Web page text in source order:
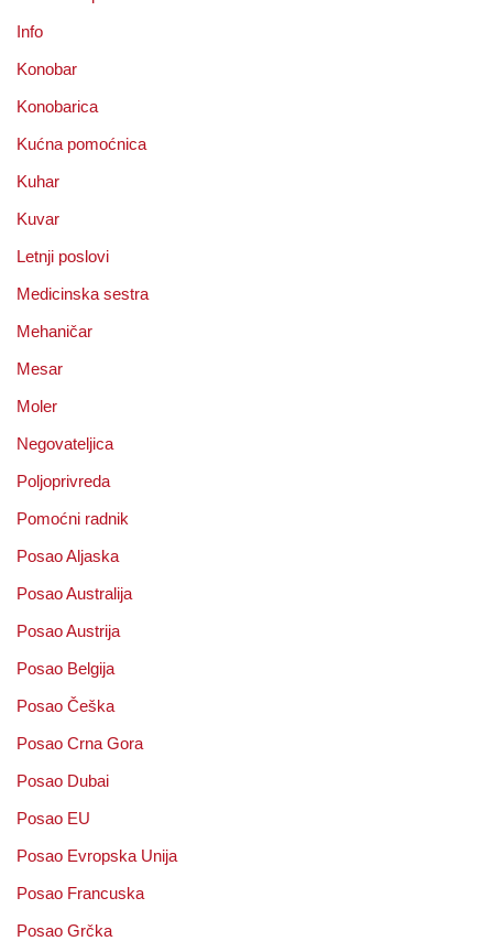
Info
Konobar
Konobarica
Kućna pomoćnica
Kuhar
Kuvar
Letnji poslovi
Medicinska sestra
Mehaničar
Mesar
Moler
Negovateljica
Poljoprivreda
Pomoćni radnik
Posao Aljaska
Posao Australija
Posao Austrija
Posao Belgija
Posao Češka
Posao Crna Gora
Posao Dubai
Posao EU
Posao Evropska Unija
Posao Francuska
Posao Grčka